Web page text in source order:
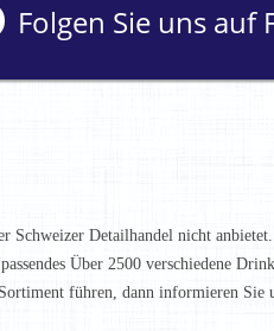
Folgen Sie uns auf
Detailhandel nicht
Über 2500 verschiedene
führen, dann informieren Sie